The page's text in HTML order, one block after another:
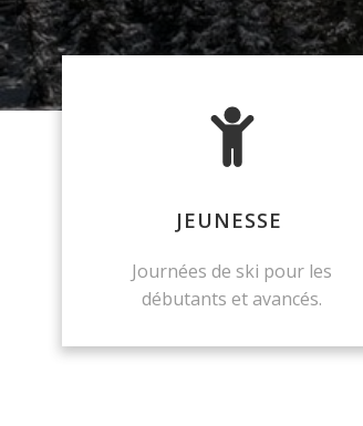
JEUNESSE
Journées de ski pour les
débutants et avancés.